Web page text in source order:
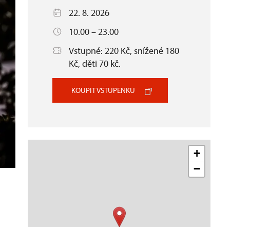
22. 8. 2026
10.00 – 23.00
Vstupné: 220 Kč, snížené 180
Kč, děti 70 kč.
KOUPIT VSTUPENKU
+
−